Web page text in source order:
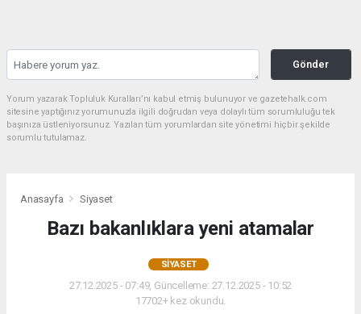
Gönder
Yorum yazarak Topluluk Kuralları’nı kabul etmiş bulunuyor ve gazetehalk.com
sitesine yaptığınız yorumunuzla ilgili doğrudan veya dolaylı tüm sorumluluğu tek
başınıza üstleniyorsunuz. Yazılan tüm yorumlardan site yönetimi hiçbir şekilde
sorumlu tutulamaz.
Anasayfa Siyaset
Bazı bakanlıklara yeni atamalar
SIYASET
27.12.2025 - 07:49, Güncelleme: 27.12.2025 - 10:52
17702+ kez okundu.